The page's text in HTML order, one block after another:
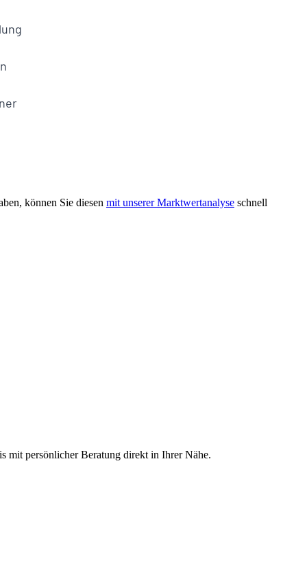
können Sie diesen mit unserer Marktwertanalyse schnell
mit persönlicher Beratung direkt in Ihrer Nähe.